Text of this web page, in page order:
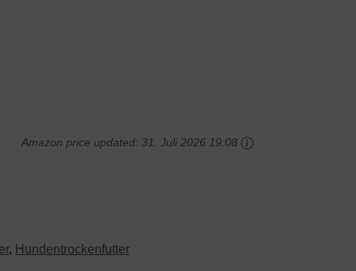
Amazon price updated: 31. Juli 2026 19:08
, Hundentrockenfutter